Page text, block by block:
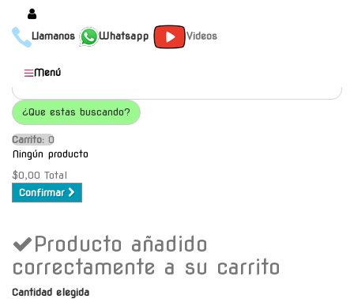
Llamanos Whatsapp Videos
Productos
Populares
Categorías
Marcas
Mayoristas
Contacto
Envío gratis a C.A.B.A. a
partir de $30000
Menú
¿Que estas buscando?
Carrito: O
Ningún producto
$0,00 Total
Confirmar
Producto añadido
correctamente a su carrito
Cantidad elegida